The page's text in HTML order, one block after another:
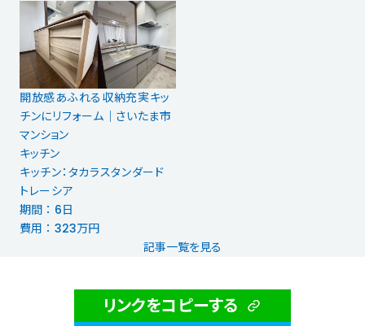
開放感あふれる収納充実キッ
チンにリフォーム｜さいたま市
マンション
キッチン
キッチン：タカラスタンダード
トレーシア
期間 ： 6日
費用 ： 323万円
記事一覧を見る
リンクをコピーする